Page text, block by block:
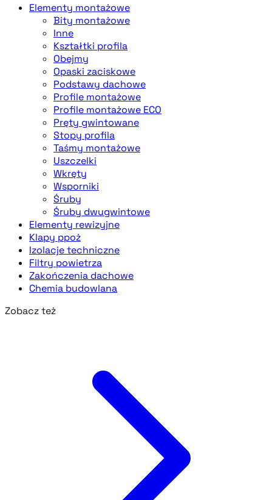
Elementy montażowe
Bity montażowe
Inne
Kształtki profila
Obejmy
Opaski zaciskowe
Podstawy dachowe
Profile montażowe
Profile montażowe ECO
Pręty gwintowane
Stopy profila
Taśmy montażowe
Uszczelki
Wkręty
Wsporniki
Śruby
Śruby dwugwintowe
Elementy rewizyjne
Klapy ppoż
Izolacje techniczne
Filtry powietrza
Zakończenia dachowe
Chemia budowlana
Zobacz też